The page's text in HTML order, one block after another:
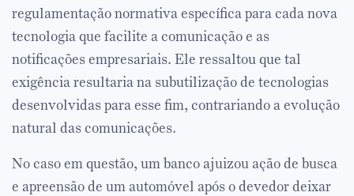
regulamentação normativa específica para cada nova
tecnologia que facilite a comunicação e as
notificações empresariais. Ele ressaltou que tal
exigência resultaria na subutilização de tecnologias
desenvolvidas para esse fim, contrariando a evolução
natural das comunicações.
No caso em questão, um banco ajuizou ação de busca
e apreensão de um automóvel após o devedor deixar